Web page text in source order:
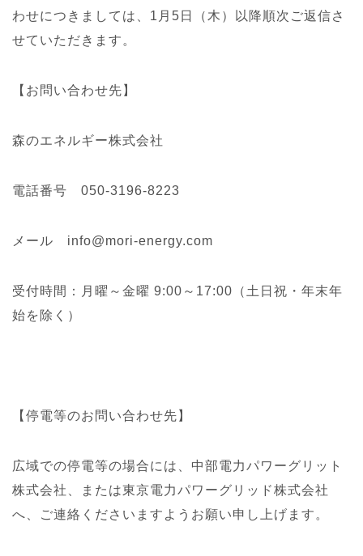
わせにつきましては、1月5日（木）以降順次ご返信さ
せていただきます。
【お問い合わせ先】
森のエネルギー株式会社
電話番号 050-3196-8223
メール info@mori-energy.com
受付時間：月曜～金曜 9:00～17:00（土日祝・年末年
始を除く）
【停電等のお問い合わせ先】
広域での停電等の場合には、中部電力パワーグリット
株式会社、または東京電力パワーグリッド株式会社
へ、ご連絡くださいますようお願い申し上げます。